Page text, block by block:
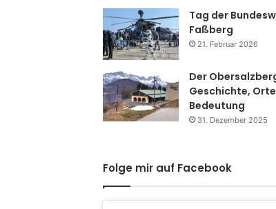
Tag der
Faßberg
21. Februar 2026
Der
Geschichte,
Bedeutung
31. Dezember 2025
Folge mir auf Facebook